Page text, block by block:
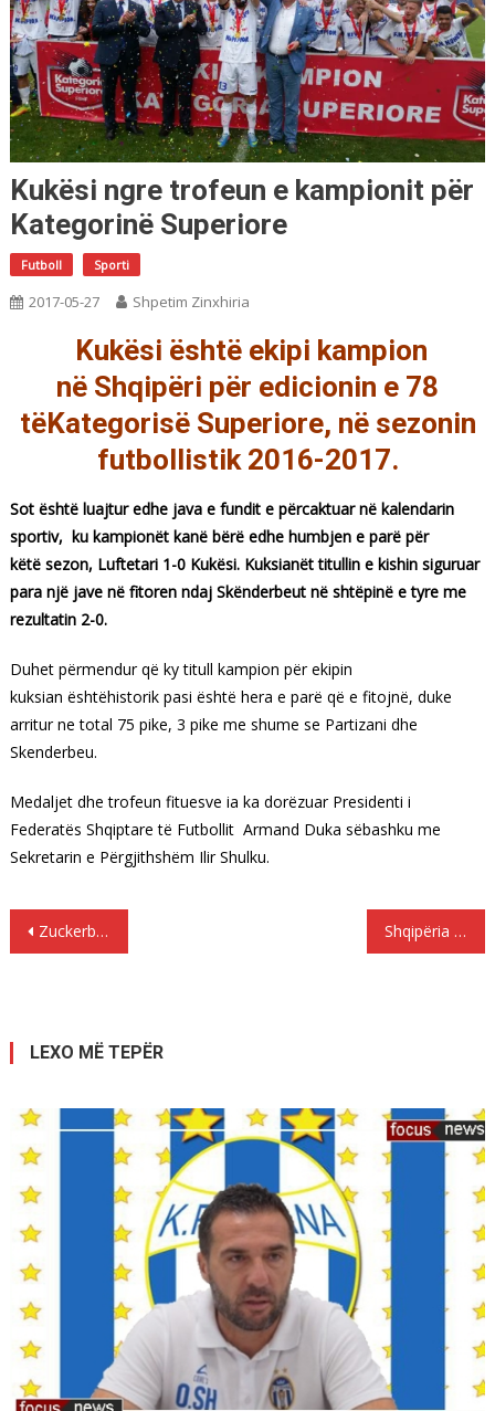
Kukësi ngre trofeun e kampionit për
Kategorinë Superiore
Futboll Sporti
2017-05-27 Shpetim Zinxhiria
Kukësi është ekipi kampion
në Shqipëri për edicionin e 78
tëKategorisë Superiore, në sezonin
futbollistik 2016-2017.
Sot është luajtur edhe java e fundit e përcaktuar në kalendarin
sportiv, ku kampionët kanë bërë edhe humbjen e parë për
këtë sezon, Luftetari 1-0 Kukësi. Kuksianët titullin e kishin siguruar
para një jave në fitoren ndaj Skënderbeut në shtëpinë e tyre me
rezultatin 2-0.
Duhet përmendur që ky titull kampion për ekipin
kuksian ështëhistorik pasi është hera e parë që e fitojnë, duke
arritur ne total 75 pike, 3 pike me shume se Partizani dhe
Skenderbeu.
Medaljet dhe trofeun fituesve ia ka dorëzuar Presidenti i
Federatës Shqiptare të Futbollit Armand Duka sëbashku me
Sekretarin e Përgjithshëm Ilir Shulku.
Lëvizje
Zuckerberg kritikon sistemin Shqipëria me vdekjet nga më të larta në Europë nga ndotja e ajrit
LEXO MË TEPËR